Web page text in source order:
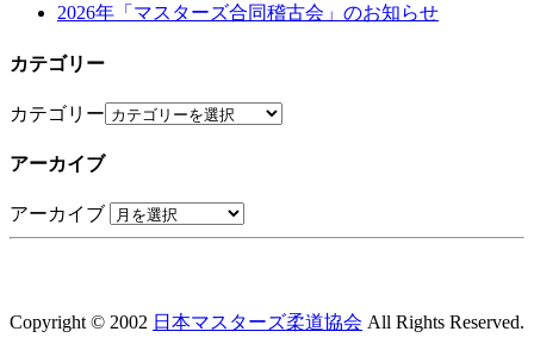
2026年「マスターズ合同稽古会」のお知らせ
カテゴリー
カテゴリー
アーカイブ
アーカイブ
Copyright © 2002 日本マスターズ柔道協会 All Rights Reserved.